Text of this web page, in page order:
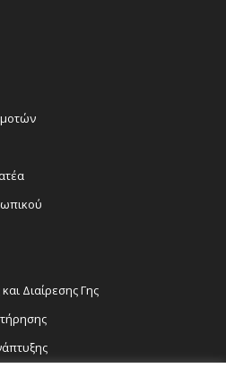
Διαίρεσης Γης